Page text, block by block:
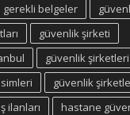
gerekli belgeler
güvenlik şirketi
güvenlik şirketleri
güvenlik
ilanları
hastane